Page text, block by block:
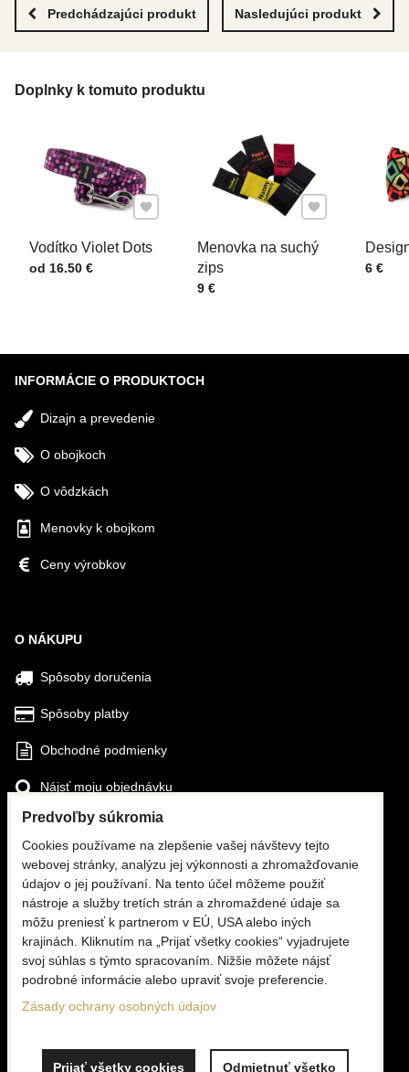
MENO
VAŠA OTÁZKA K PRODUKTU
Predchádzajúci produkt Nasledujúci produkt
Doplnky k tomuto produktu
Vodítko Violet Dots
Cena s DPH
od 16.50 €
Pridať k Obľúbeným
Menovka na suchý
zips
Cena s DPH
9 €
Pridať k
Cena s
6 €
INFORMÁCIE O PRODUKTOCH
Dizajn a prevedenie
O obojkoch
O vôdzkách
Menovky k obojkom
Ceny výrobkov
O NÁKUPU
Spôsoby doručenia
Spôsoby platby
Obchodné podmienky
Nájsť moju objednávku
SLEDUJTE NÁS
Facebook
Instagram
KONTAKTY
☎+420 776 806 676 (PO - PI, 6 - 16:00)
Predvoľby súkromia
Cookies používame na zlepšenie vašej návštevy tejto
webovej stránky, analýzu jej výkonnosti a zhromažďovanie
údajov o jej používaní. Na tento účel môžeme použiť
nástroje a služby tretích strán a zhromaždené údaje sa
môžu preniesť k partnerom v EÚ, USA alebo iných
krajinách. Kliknutím na „Prijať všetky cookies“ vyjadrujete
svoj súhlas s týmto spracovaním. Nižšie môžete nájsť
podrobné informácie alebo upraviť svoje preferencie.
Zásady ochrany osobných údajov
Prijať všetky cookies Odmietnuť všetko